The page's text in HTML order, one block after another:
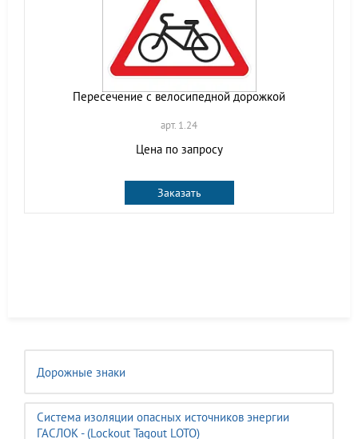
Дорожные знаки
Система изоляции опасных источников энергии
ГАСЛОК - (Lockout Tagout LOTO)
Пересечение с велосипедной дорожкой
арт. 1.24
Цена по запросу
Заказать